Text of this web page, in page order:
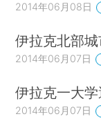
2014年06月08日
伊拉克北部
2014年06月07日
伊拉克一大
2014年06月07日